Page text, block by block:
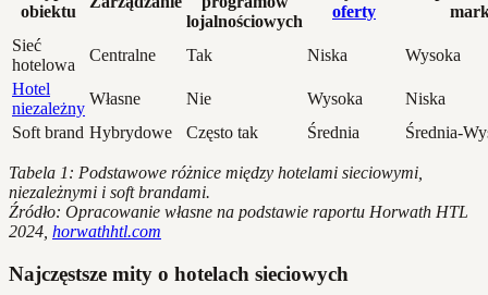
obiektu
lojalnościowych
oferty
Sieć
hotelowa
Centralne Tak Niska
Wysoka
Hotel
niezależny
Własne Nie Wysoka
Niska
Soft brand Hybrydowe Często tak Średnia Średnia-
Tabela 1: Podstawowe różnice między hotelami sieciowymi,
niezależnymi i soft brandami.
Źródło: Opracowanie własne na podstawie raportu Horwath HTL
2024, horwathhtl.com
Najczęstsze mity o hotelach sieciowych